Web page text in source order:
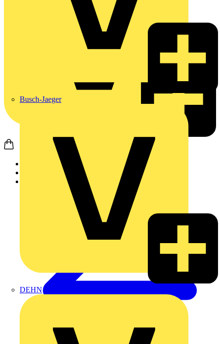
Busch-Jaeger
DEHN